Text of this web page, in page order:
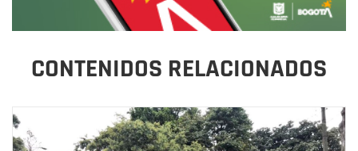
CONTENIDOS RELACIONADOS